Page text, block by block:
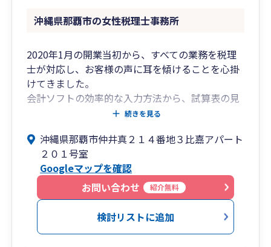
沖縄県那覇市の女性税理士事務所
2020年1月の開業当初から、すべての業務を税理
士が対応し、お客様の声に耳を傾けることを心掛
けてきました。
会計ソフトの効率的な入力方法から、試算表の見
方、経営のご相談まで、お気軽にご相談くださ
壁打ちのように、たくさんお話をお聞かせくださ
い。一緒に解決策を考えていきましょう。
続きを見る
沖縄県那覇市仲井真２１４番地３比嘉アパート
２０１号室
Googleマップを確認
お問い合わせ
紹介無料
検討リストに追加